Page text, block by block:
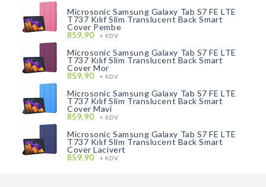
Microsonic Samsung Galaxy Tab S7 FE LTE
T737 Kılıf Slim Translucent Back Smart
Cover Pembe
859,90 + KDV
Microsonic Samsung Galaxy Tab S7 FE LTE
T737 Kılıf Slim Translucent Back Smart
Cover Mor
859,90 + KDV
Microsonic Samsung Galaxy Tab S7 FE LTE
T737 Kılıf Slim Translucent Back Smart
Cover Mavi
859,90 + KDV
Microsonic Samsung Galaxy Tab S7 FE LTE
T737 Kılıf Slim Translucent Back Smart
Cover Lacivert
859,90 + KDV